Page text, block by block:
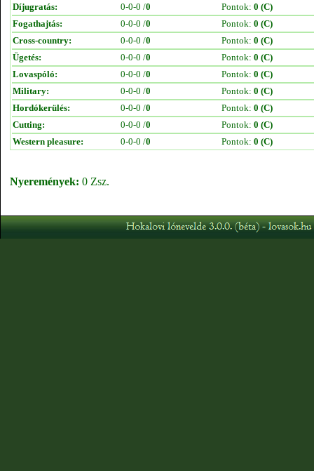
Díjugratás:
0-0-0 /0 Pontok: 0 (C)
Fogathajtás:
0-0-0 /0 Pontok: 0 (C)
Cross-country:
0-0-0 /0 Pontok: 0 (C)
Ügetés:
0-0-0 /0 Pontok: 0 (C)
Lovaspóló:
0-0-0 /0 Pontok: 0 (C)
Military:
0-0-0 /0 Pontok: 0 (C)
Hordókerülés:
0-0-0 /0 Pontok: 0 (C)
Cutting:
0-0-0 /0 Pontok: 0 (C)
Western pleasure:
0-0-0 /0 Pontok: 0 (C)
Nyeremények: 0 Zsz.